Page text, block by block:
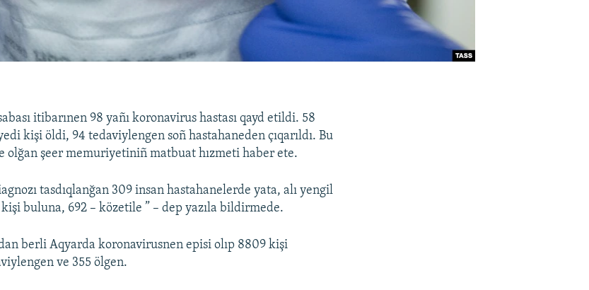
itibarınen 98 yañı koronavirus hastası qayd etildi. 58
kişi öldi, 94 tedaviylengen soñ hastahaneden çıqarıldı. Bu
olğan şeer memuriyetiniñ matbuat hızmeti haber ete.
tasdıqlanğan 309 insan hastahanelerde yata, alı yengil
buluna, 692 – közetile ” – dep yazıla bildirmede.
berli Aqyarda koronavirusnen episi olıp 8809 kişi
ve 355 ölgen.